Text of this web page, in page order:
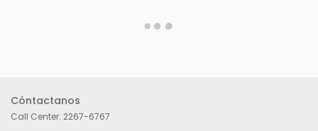
Cóntactanos
Call Center: 2267-6767